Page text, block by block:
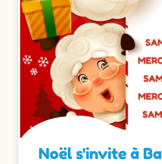
Noël s'invite à